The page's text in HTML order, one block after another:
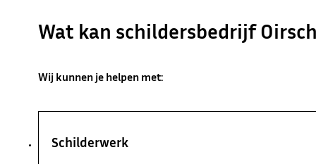
Wat kan schildersbedrijf
Wij kunnen je helpen met:
Schilderwerk